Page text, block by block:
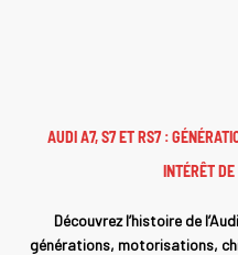
AUDI A7, S7 ET RS7 :
INTÉRÊT DE
Découvrez l’histoire de
générations, motorisations,